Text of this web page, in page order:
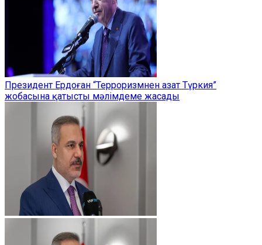
Президент Ердоған “Терроризмнен азат Түркия”
жобасына қатысты мәлімдеме жасады